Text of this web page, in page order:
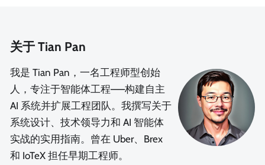
关于 Tian Pan
我是 Tian Pan，一名工程师型创始
人，专注于智能体工程——构建自主
AI 系统并扩展工程团队。我撰写关于
系统设计、技术领导力和 AI 智能体
实战的实用指南。曾在 Uber、Brex
和 IoTeX 担任早期工程师。